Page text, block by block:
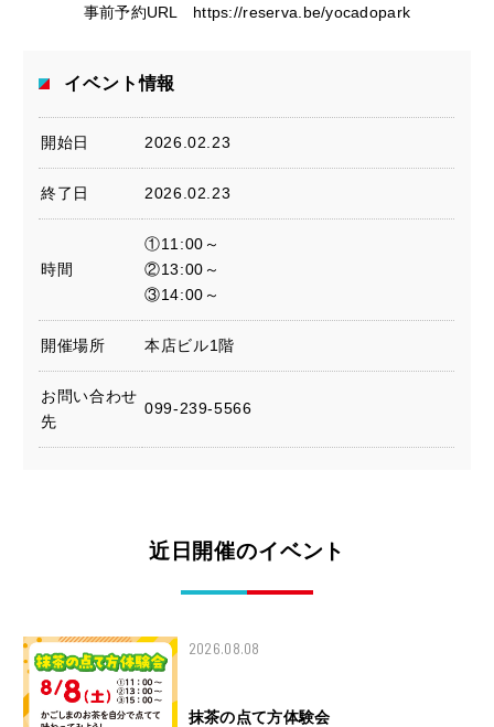
事前予約URL https://reserva.be/yocadopark
イベント情報
開始日 2026.02.23
終了日 2026.02.23
時間
①11:00～
②13:00～
③14:00～
開催場所 本店ビル1階
お問い合わせ
先
099-239-5566
近日開催のイベント
2026.08.08
抹茶の点て方体験会